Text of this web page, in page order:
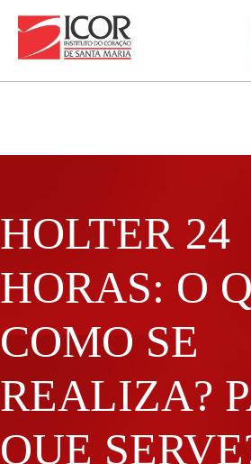
HOLTER 24
HORAS: O
COMO SE
REALIZA?
QUE